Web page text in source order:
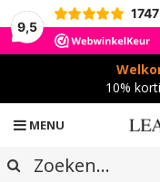
9,5
1747
10%
MENU